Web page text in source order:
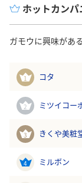
ホットカンパ
ガモウに興味があ
1 コタ
2 ミツイコー
3 きくや美粧
4 ミルボン